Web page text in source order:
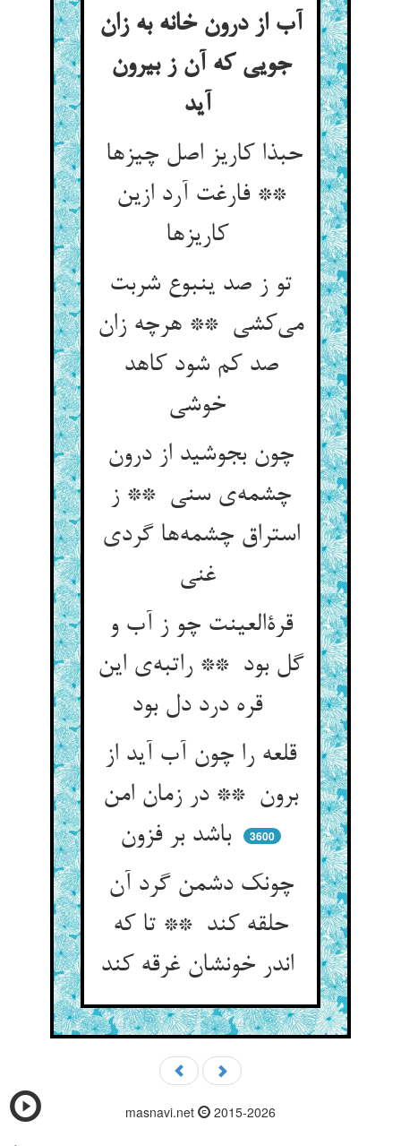
آب از درون خانه به زان
جویی که آن ز بیرون
حبذا کاریز اصل چیزها
** فارغت آرد ازین
تو ز صد ینبوع شربت
می‌کشی ** هرچه زان
صد کم شود کاهد
چون بجوشید از درون
چشمه‌ی سنی ** ز
استراق چشمه‌ها گردی
غنی
قرةالعینت چو ز آب و
گل بود ** راتبه‌ی این
قره درد دل بود
قلعه را چون آب آید از
برون ** در زمان امن
باشد بر فزون
3600
چونک دشمن گرد آن
حلقه کند ** تا که
masnavi.net 2015-2026